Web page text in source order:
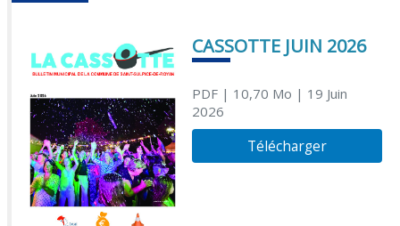
CASSOTTE JUIN 2026
PDF| 10,70 Mo | 19 Juin
2026
Télécharger